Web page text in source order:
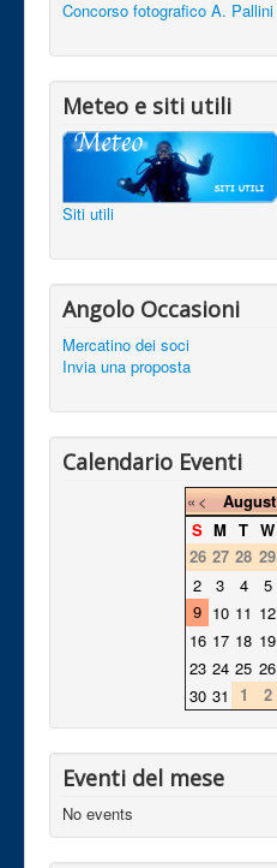
Concorso fotografico A. Pallini
Meteo e siti utili
Siti utili
Angolo Occasioni
Mercatino dei soci
Invia una proposta
Calendario Eventi
« < August
S M T W
26 27 28 29
2
3 4 5
9 10 11 12
16 17 18 19
23 24 25 26
30 31 1 2
Eventi del mese
No events